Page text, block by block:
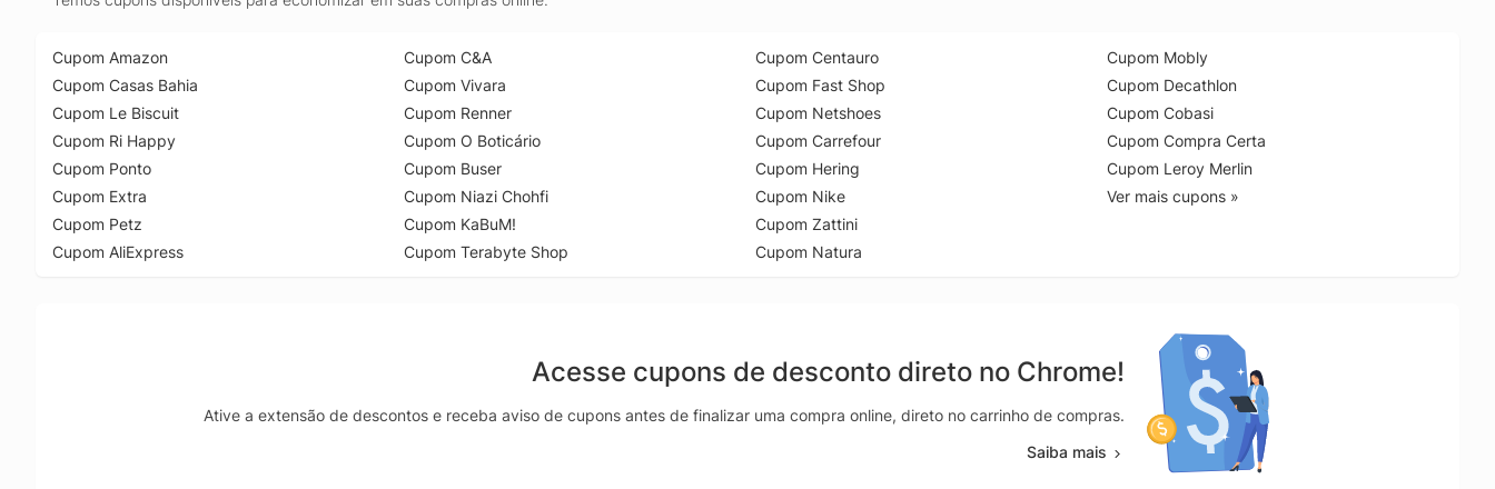
Cupom Amazon
Cupom Casas Bahia
Cupom Le Biscuit
Cupom Ri Happy
Cupom Ponto
Cupom Extra
Cupom Petz
Cupom AliExpress
Cupom C&A
Cupom Vivara
Cupom Renner
Cupom O Boticário
Cupom Buser
Cupom Niazi Chohfi
Cupom KaBuM!
Cupom Terabyte Shop
Cupom Centauro
Cupom Fast Shop
Cupom Netshoes
Cupom Carrefour
Cupom Hering
Cupom Nike
Cupom Zattini
Cupom Natura
Cupom Mobly
Cupom Decathlon
Cupom Cobasi
Cupom Compra Certa
Cupom Leroy Merlin
Ver mais cupons »
Acesse cupons de desconto direto no Chrome!
Ative a extensão de descontos e receba aviso de cupons antes de finalizar uma compra online, direto no carrinho de compras.
Saiba mais